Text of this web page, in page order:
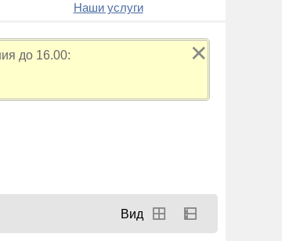
Наши услуги
✕
до 16.00: